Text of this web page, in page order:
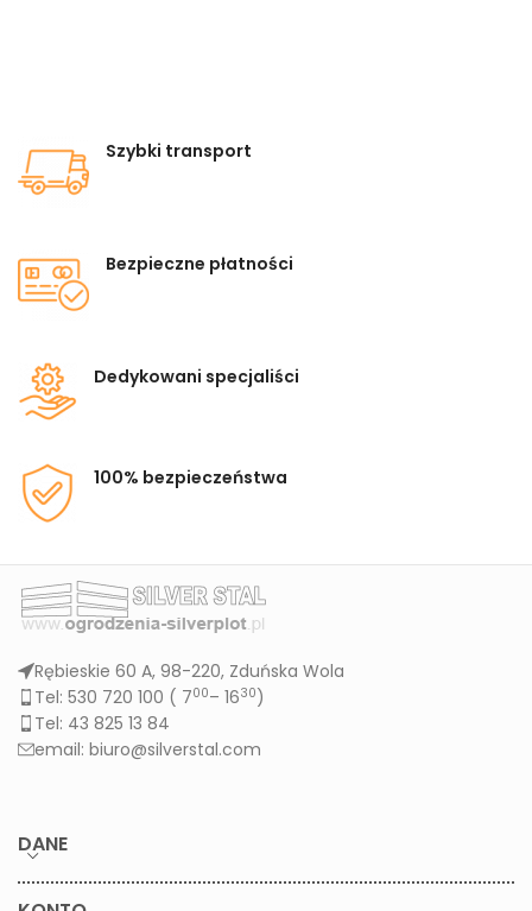
Szybki transport
Bezpieczne płatności
Dedykowani specjaliści
100% bezpieczeństwa
Rębieskie 60 A, 98-220, Zduńska Wola
Tel: 530 720 100 ( 700– 1630)
Tel: 43 825 13 84
email: biuro@silverstal.com
DANE